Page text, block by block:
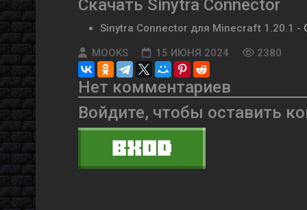
Скачать Sinytra Connector
Sinytra Connector для Minecraft 1.20.1 -
MOOKS
15 ИЮНЯ 2024 2380
Нет комментариев
Войдите, чтобы оставить